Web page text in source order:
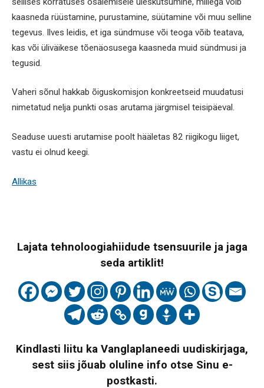
kaasneda rüüstamine, purustamine, süütamine või muu selline
tegevus. Ilves leidis, et iga sündmuse või teoga võib teatava,
kas või üliväikese tõenäosusega kaasneda muid sündmusi ja
tegusid.
Vaheri sõnul hakkab õiguskomisjon konkreetseid muudatusi
nimetatud nelja punkti osas arutama järgmisel teisipäeval.
Seaduse uuesti arutamise poolt hääletas 82 riigikogu liiget,
vastu ei olnud keegi.
Allikas
Lajata tehnoloogiahiidude tsensuurile ja jaga
seda artiklit!
Kindlasti liitu ka Vanglaplaneedi uudiskirjaga,
sest siis jõuab oluline info otse Sinu e-
postkasti.